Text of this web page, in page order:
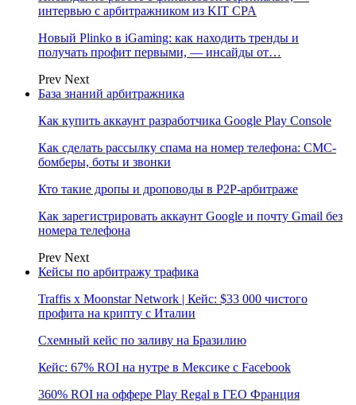
интервью с арбитражником из KIT CPA
Новый Plinko в iGaming: как находить тренды и
получать профит первыми, — инсайды от…
Prev Next
База знаний арбитражника
Как купить аккаунт разработчика Google Play Console
Как сделать рассылку спама на номер телефона: СМС-
бомберы, боты и звонки
Кто такие дропы и дроповоды в P2P-арбитраже
Как зарегистрировать аккаунт Google и почту Gmail без
номера телефона
Prev Next
Кейсы по арбитражу трафика
Traffis x Moonstar Network | Кейс: $33 000 чистого
профита на крипту с Италии
Схемный кейс по заливу на Бразилию
Кейс: 67% ROI на нутре в Мексике с Facebook
360% ROI на оффере Play Regal в ГЕО Франция